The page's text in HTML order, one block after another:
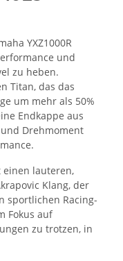
YXZ1000R
und
zu heben.
Titan, das das
um mehr als 50%
Endkappe aus
Drehmoment
lauteren,
Klang, der
sportlichen Racing-
Fokus auf
zu trotzen, in